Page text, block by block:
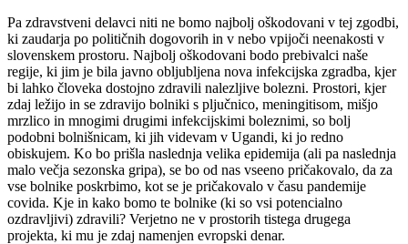
Pa zdravstveni delavci niti ne bomo najbolj oškodovani v tej zgodbi,
ki zaudarja po političnih dogovorih in v nebo vpijoči neenakosti v
slovenskem prostoru. Najbolj oškodovani bodo prebivalci naše
regije, ki jim je bila javno obljubljena nova infekcijska zgradba, kjer
bi lahko človeka dostojno zdravili nalezljive bolezni. Prostori, kjer
zdaj ležijo in se zdravijo bolniki s pljučnico, meningitisom, mišjo
mrzlico in mnogimi drugimi infekcijskimi boleznimi, so bolj
podobni bolnišnicam, ki jih videvam v Ugandi, ki jo redno
obiskujem. Ko bo prišla naslednja velika epidemija (ali pa naslednja
malo večja sezonska gripa), se bo od nas vseeno pričakovalo, da za
vse bolnike poskrbimo, kot se je pričakovalo v času pandemije
covida. Kje in kako bomo te bolnike (ki so vsi potencialno
ozdravljivi) zdravili? Verjetno ne v prostorih tistega drugega
projekta, ki mu je zdaj namenjen evropski denar.